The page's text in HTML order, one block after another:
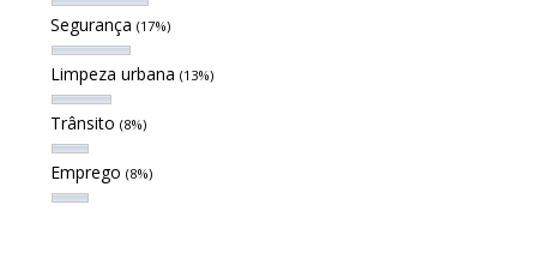
Segurança (17%)
Limpeza urbana (13%)
Trânsito (8%)
Emprego (8%)